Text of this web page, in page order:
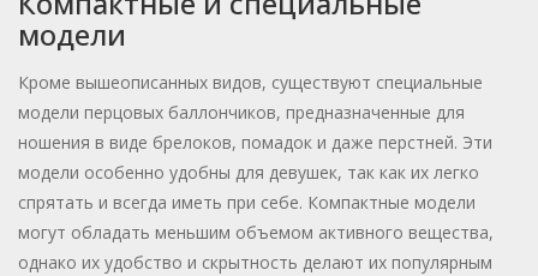
модели
Кроме вышеописанных видов, существуют специальные
модели перцовых баллончиков, предназначенные для
ношения в виде брелоков, помадок и даже перстней. Эти
модели особенно удобны для девушек, так как их легко
спрятать и всегда иметь при себе. Компактные модели
могут обладать меньшим объемом активного вещества,
однако их удобство и скрытность делают их популярным